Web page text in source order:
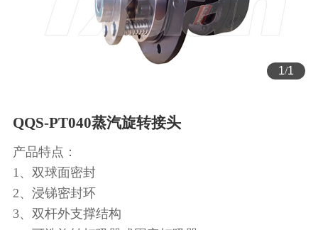
1/1
QQS-PT040蒸汽旋转接头
产品特点：
1、双球面密封
2、浸锑密封环
3、双杆外支撑结构